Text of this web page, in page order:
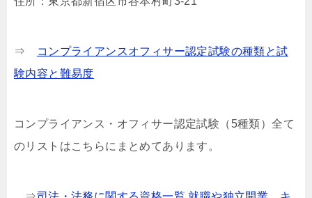
⇒
コンプライアンスオフィサー認定試験の種類と試
験内容と難易度
コンプライアンス・オフィサー認定試験（5種類）全て
のリストはこちらにまとめてあります。